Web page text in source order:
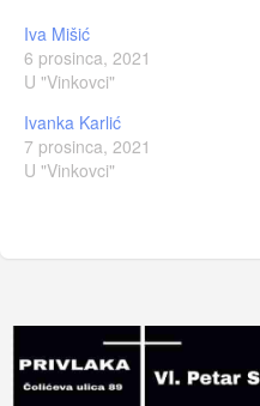
Iva Mišić
6 prosinca, 2021
U "Vinkovci"
Ivanka Karlić
7 prosinca, 2021
U "Vinkovci"